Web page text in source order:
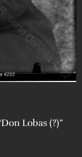
Lobas (?)”